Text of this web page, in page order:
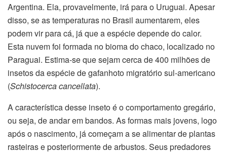
Argentina. Ela, provavelmente, irá para o Uruguai. Apesar
disso, se as temperaturas no Brasil aumentarem, eles
podem vir para cá, já que a espécie depende do calor.
Esta nuvem foi formada no bioma do chaco, localizado no
Paraguai. Estima-se que sejam cerca de 400 milhões de
insetos da espécie de gafanhoto migratório sul-americano
(Schistocerca cancellata).
A característica desse inseto é o comportamento gregário,
ou seja, de andar em bandos. As formas mais jovens, logo
após o nascimento, já começam a se alimentar de plantas
rasteiras e posteriormente de arbustos. Seus predadores